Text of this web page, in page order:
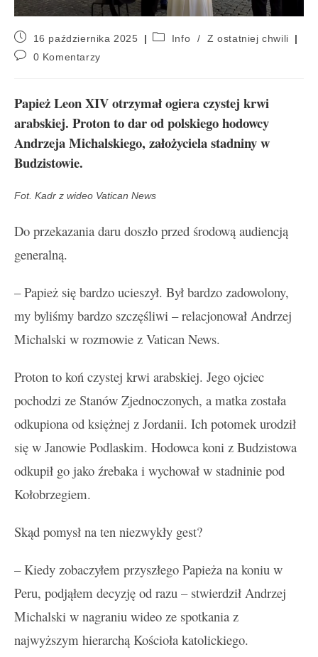
16 października 2025 Info /
Z ostatniej chwili
0 Komentarzy
Papież Leon XIV otrzymał ogiera czystej krwi
arabskiej. Proton to dar od polskiego hodowcy
Andrzeja Michalskiego, założyciela stadniny w
Budzistowie.
Fot. Kadr z wideo Vatican News
Do przekazania daru doszło przed środową audiencją
generalną.
– Papież się bardzo ucieszył. Był bardzo zadowolony,
my byliśmy bardzo szczęśliwi – relacjonował Andrzej
Michalski w rozmowie z Vatican News.
Proton to koń czystej krwi arabskiej. Jego ojciec
pochodzi ze Stanów Zjednoczonych, a matka została
odkupiona od księżnej z Jordanii. Ich potomek urodził
się w Janowie Podlaskim. Hodowca koni z Budzistowa
odkupił go jako źrebaka i wychował w stadninie pod
Kołobrzegiem.
Skąd pomysł na ten niezwykły gest?
– Kiedy zobaczyłem przyszłego Papieża na koniu w
Peru, podjąłem decyzję od razu – stwierdził Andrzej
Michalski w nagraniu wideo ze spotkania z
najwyższym hierarchą Kościoła katolickiego.